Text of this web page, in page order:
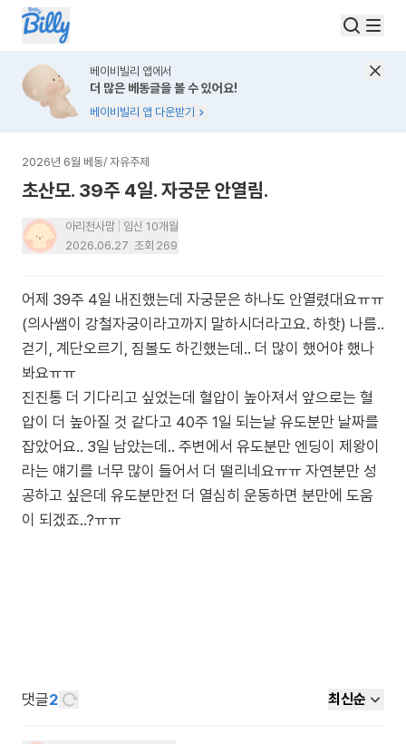
베이비빌리 앱에서
더 많은 베동글을 볼 수 있어요!
베이비빌리 앱 다운받기
2026년 6월 베동/ 자유주제
초산모. 39주 4일. 자궁문 안열림.
아리천사맘
임신 10개월
2026.06.27 조회 269
어제 39주 4일 내진했는데 자궁문은 하나도 안열렸대요ㅠㅠ
(의사쌤이 강철자궁이라고까지 말하시더라고요. 하핫) 나름..
걷기, 계단오르기, 짐볼도 하긴했는데.. 더 많이 했어야 했나
봐요ㅠㅠ
진진통 더 기다리고 싶었는데 혈압이 높아져서 앞으로는 혈
압이 더 높아질 것 같다고 40주 1일 되는날 유도분만 날짜를
잡았어요.. 3일 남았는데.. 주변에서 유도분만 엔딩이 제왕이
라는 얘기를 너무 많이 들어서 더 떨리네요ㅠㅠ 자연분만 성
공하고 싶은데 유도분만전 더 열심히 운동하면 분만에 도움
이 되겠죠..?ㅠㅠ
댓글2 최신순